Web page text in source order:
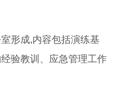
形成,内容包括演练基
验教训、应急管理工作